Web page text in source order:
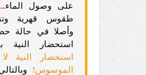
على وصول الماء
طقوس قهرية
وأصلا في حالة
استحضار النية
استحضار النية
الموسوس!